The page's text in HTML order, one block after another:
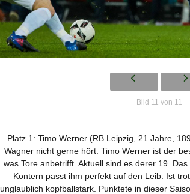
Bild 11 von 11
Platz 1: Timo Werner (RB Leipzig, 21 Jahre,
Wagner nicht gerne hört: Timo Werner ist der
was Tore anbetrifft. Aktuell sind es derer 19.
Kontern passt ihm perfekt auf den Leib. Ist
unglaublich kopfballstark. Punktete in dieser